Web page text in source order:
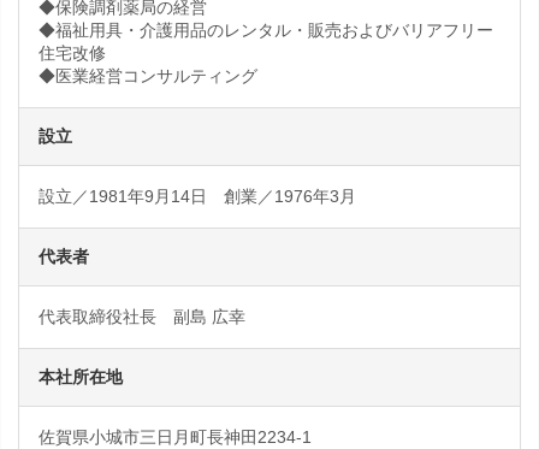
◆保険調剤薬局の経営
◆福祉用具・介護用品のレンタル・販売およびバリアフリー
住宅改修
◆医業経営コンサルティング
設立
設立／1981年9月14日 創業／1976年3月
代表者
代表取締役社長 副島 広幸
本社所在地
佐賀県小城市三日月町長神田2234-1